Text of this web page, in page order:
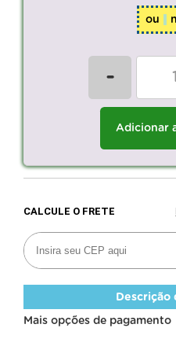
ou
-
Adicionar
Descrição
Mais opções de pagamento